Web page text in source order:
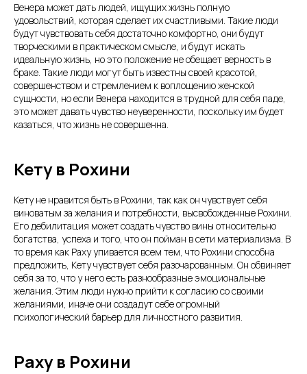
Венера может дать людей, ищущих жизнь полную
удовольствий, которая сделает их счастливыми. Такие люди
будут чувствовать себя достаточно комфортно, они будут
творческими в практическом смысле, и будут искать
идеальную жизнь, но это положение не обещает верность в
браке. Такие люди могут быть известны своей красотой,
совершенством и стремлением к воплощению женской
сущности, но если Венера находится в трудной для себя паде,
это может давать чувство неуверенности, поскольку им будет
казаться, что жизнь не совершенна.
Кету в Рохини
Кету не нравится быть в Рохини, так как он чувствует себя
виноватым за желания и потребности, высвобожденные Рохини.
Его дебилитация может создать чувство вины относительно
богатства, успеха и того, что он пойман в сети материализма. В
то время как Раху упивается всем тем, что Рохини способна
предложить, Кету чувствует себя разочарованным. Он обвиняет
себя за то, что у него есть разнообразные эмоциональные
желания. Этим люди нужно прийти к согласию со своими
желаниями, иначе они создадут себе огромный
психологический барьер для личностного развития.
Раху в Рохини